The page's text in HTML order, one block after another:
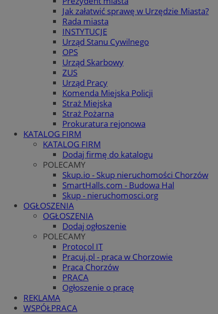
Jak załatwić sprawę w Urzędzie Miasta?
Rada miasta
INSTYTUCJE
Urząd Stanu Cywilnego
OPS
Urząd Skarbowy
ZUS
Urząd Pracy
Komenda Miejska Policji
Straż Miejska
Straż Pożarna
Prokuratura rejonowa
KATALOG FIRM
KATALOG FIRM
Dodaj firmę do katalogu
POLECAMY
Skup.io - Skup nieruchomości Chorzów
SmartHalls.com - Budowa Hal
Skup - nieruchomosci.org
OGŁOSZENIA
OGŁOSZENIA
Dodaj ogłoszenie
POLECAMY
Protocol IT
Pracuj.pl - praca w Chorzowie
Praca Chorzów
PRACA
Ogłoszenie o pracę
REKLAMA
WSPÓŁPRACA